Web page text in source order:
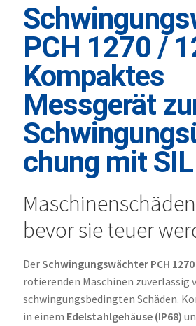
PCH 1270 /
Kompaktes
Messgerät
chung mit
bevor sie teuer
DerSchwingungswächter PCH 1270
rotierenden Maschinen zuverlässig
schwingungsbedingten Schäden.
in einem Edelstahlgehäuse (IP68)